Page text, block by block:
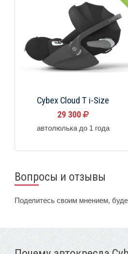
Cybex Cloud T i-Size
29 300
автолюлька до 1 года
Вопросы и отзывы
Поделитесь своим мнением,